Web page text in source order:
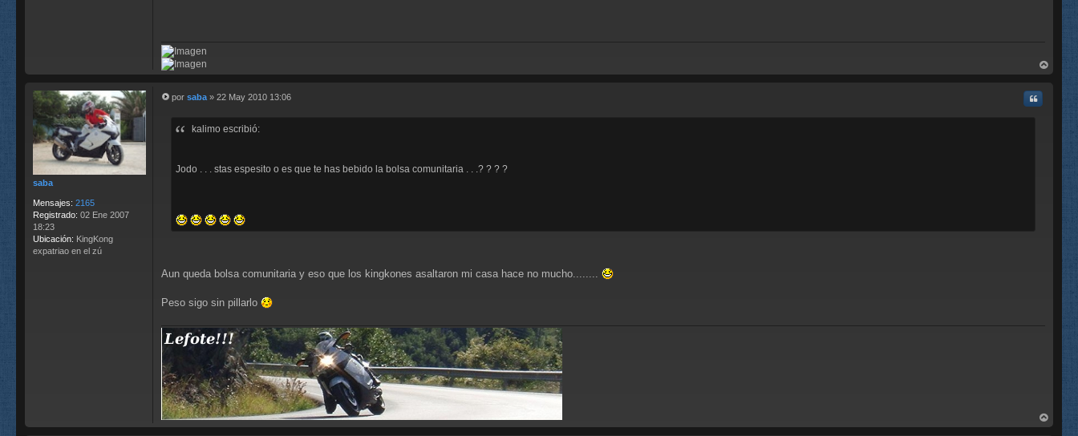
rri
ba
saba
Mensajes: 2165
Registrado: 02 Ene 2007
18:23
Ubicación: KingKong
expatriao en el zú
Citar
por saba» 22 May 2010 13:06
kalimo escribió:
Jodo . . . stas espesito o es que te has bebido la bolsa comunitaria . . .? ? ? ?
Aun queda bolsa comunitaria y eso que los kingkones asaltaron mi casa hace no mucho........
Peso sigo sin pillarlo
rri